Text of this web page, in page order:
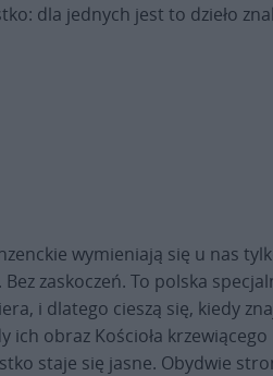
dla jednych jest to dzieło
wymieniają się u nas
zaskoczeń. To polska
i dlatego cieszą się, kiedy
obraz Kościoła krzewiącego
staje się jasne. Obydwie